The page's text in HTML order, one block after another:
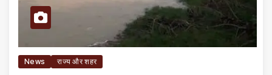
News राज्य और शहर